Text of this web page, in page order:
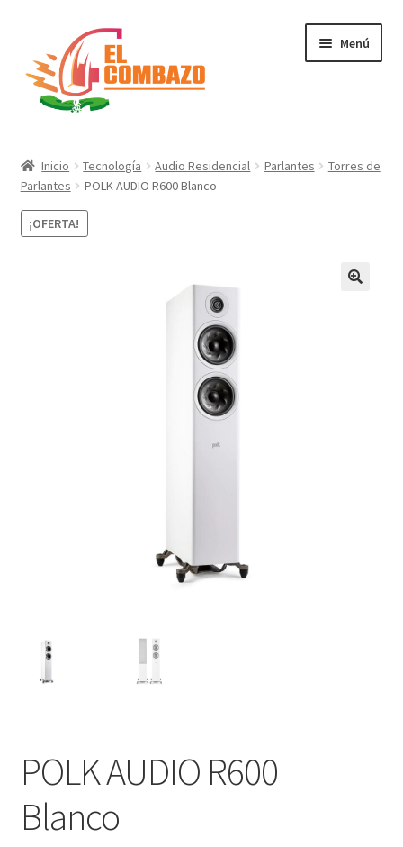
Menú
DJ, Audio e Iluminación PRO
Grabación de Audio & Video
Inicio Tecnología Audio Residencial Parlantes
Torres de
Parlantes
POLK AUDIO R600 Blanco
¡OFERTA!
POLK AUDIO R600
Blanco